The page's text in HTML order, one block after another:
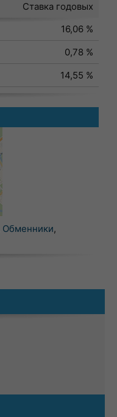
Ставка годовых
16,06 %
0,78 %
14,55 %
Обменники,